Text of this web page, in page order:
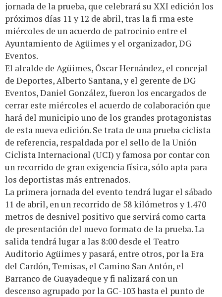
jornada de la prueba, que celebrará su XXI edición los
próximos días 11 y 12 de abril, tras la fi rma este
miércoles de un acuerdo de patrocinio entre el
Ayuntamiento de Agüimes y el organizador, DG
Eventos.
El alcalde de Agüimes, Óscar Hernández, el concejal
de Deportes, Alberto Santana, y el gerente de DG
Eventos, Daniel González, fueron los encargados de
cerrar este miércoles el acuerdo de colaboración que
hará del municipio uno de los grandes protagonistas
de esta nueva edición. Se trata de una prueba ciclista
de referencia, respaldada por el sello de la Unión
Ciclista Internacional (UCI) y famosa por contar con
un recorrido de gran exigencia física, sólo apta para
los deportistas más entrenados.
La primera jornada del evento tendrá lugar el sábado
11 de abril, en un recorrido de 58 kilómetros y 1.470
metros de desnivel positivo que servirá como carta
de presentación del nuevo formato de la prueba. La
salida tendrá lugar a las 8:00 desde el Teatro
Auditorio Agüimes y pasará, entre otros, por la Era
del Cardón, Temisas, el Camino San Antón, el
Barranco de Guayadeque y fi nalizará con un
descenso agrupado por la GC-103 hasta el punto de